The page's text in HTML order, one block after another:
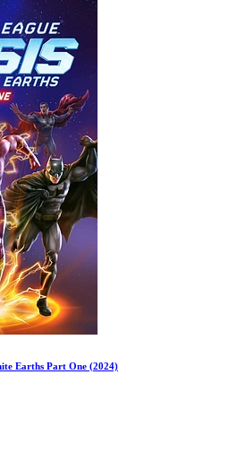
Earths Part One (2024)